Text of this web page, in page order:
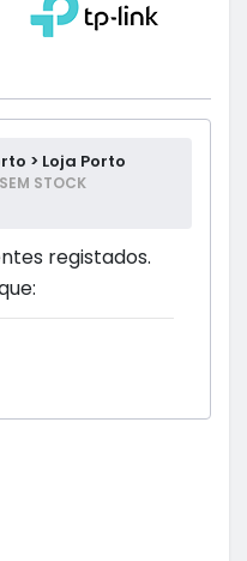
> Loja Porto
STOCK
registados.